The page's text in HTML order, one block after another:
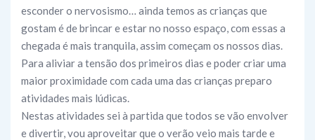
esconder o nervosismo… ainda temos as crianças que
gostam é de brincar e estar no nosso espaço, com essas a
chegada é mais tranquila, assim começam os nossos dias.
Para aliviar a tensão dos primeiros dias e poder criar uma
maior proximidade com cada uma das crianças preparo
atividades mais lúdicas.
Nestas atividades sei à partida que todos se vão envolver
e divertir, vou aproveitar que o verão veio mais tarde e